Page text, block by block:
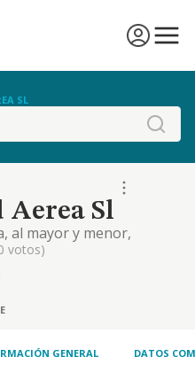
SL
Sl
al mayor y menor,
comercializacion,
en regimen de
de toda clase
con el deporte
votos)
GENERAL DATOS